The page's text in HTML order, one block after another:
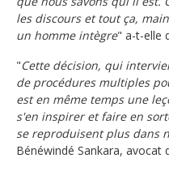
les discours et tout ça,
un homme intègre" a-t-elle
"Cette décision, qui
de procédures multiples
est en même temps une
s'en inspirer et faire en
se reproduisent plus dans
Bénéwindé Sankara, avocat